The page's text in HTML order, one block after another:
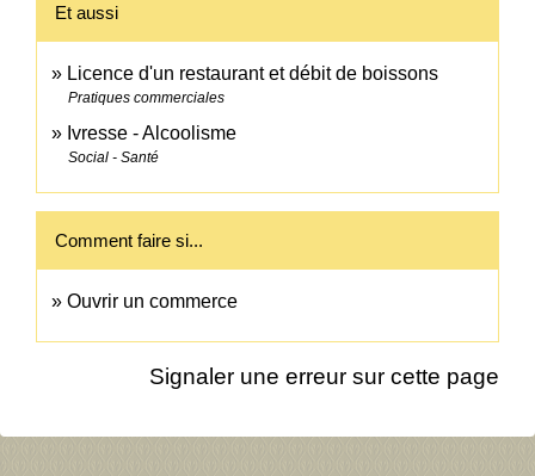
Et aussi
Licence d'un restaurant et débit de boissons
Pratiques commerciales
Ivresse - Alcoolisme
Social - Santé
Comment faire si...
Ouvrir un commerce
Signaler une erreur sur cette page